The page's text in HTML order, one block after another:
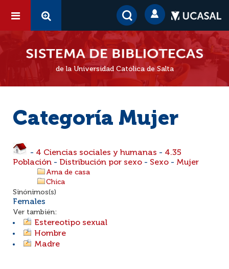
de la Universidad Católica de Salta
Categoría Mujer
- 4 Ciencias sociales y humanas - 4.35
Población - Distribución por sexo - Sexo - Mujer
Ama de casa
Chica
Sinónimos(s)
Females
Ver también:
Estereotipo sexual
Hombre
Madre